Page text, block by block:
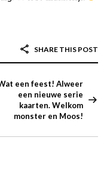
SHARE THIS POST
een feest! Alweer
een nieuwe serie
kaarten. Welkom
monster en Moos!